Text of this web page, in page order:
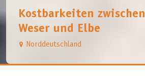
Kostbarkeiten zwischen
Weser und Elbe
Norddeutschland